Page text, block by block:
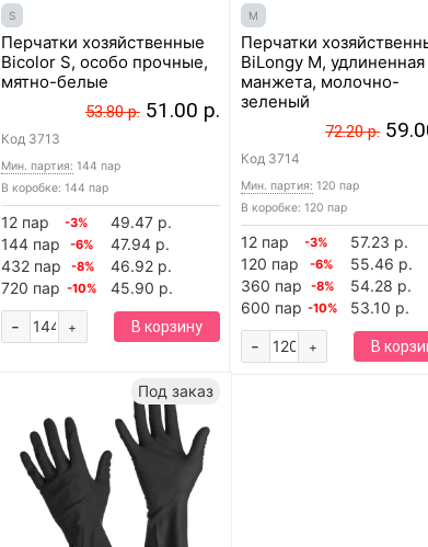
S
Перчатки хозяйственные
Bicolor S, особо прочные,
мятно-белые
53.80 р. 51.00 р.
Код 3713
Мин. партия: 144 пар
В коробке: 144 пар
12 пар -3%
49.47 р.
144 пар
-6%
47.94 р.
432 пар
-8%
46.92 р.
720 пар -10% 45.90 р.
+
- В корзину
M
Перчатки
BiLongy M, удлиненная
манжета, молочно-
зеленый
72.20 р.
Код 3714
Мин. партия: 120 пар
В коробке: 120 пар
12 пар -3%
57.23 р.
120 пар
-6%
55.46 р.
360 пар
-8%
54.28 р.
600 пар -10% 53.10 р.
+
- В
Под заказ